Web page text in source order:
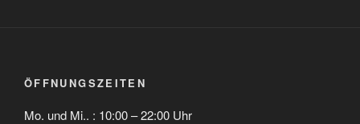
ÖFFNUNGSZEITEN
Mo. und Mi.. : 10:00 – 22:00 Uhr